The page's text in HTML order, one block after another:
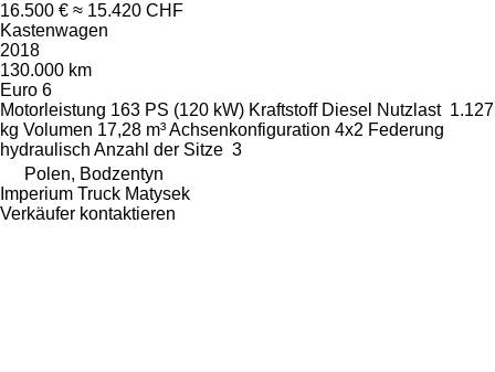
16.500 € ≈ 15.420 CHF
Kastenwagen
2018
130.000 km
Euro 6
Motorleistung 163 PS (120 kW) Kraftstoff Diesel Nutzlast 1.127
kg Volumen 17,28 m³Achsenkonfiguration 4x2 Federung
hydraulisch Anzahl der Sitze 3
Polen, Bodzentyn
Imperium Truck Matysek
Verkäufer kontaktieren